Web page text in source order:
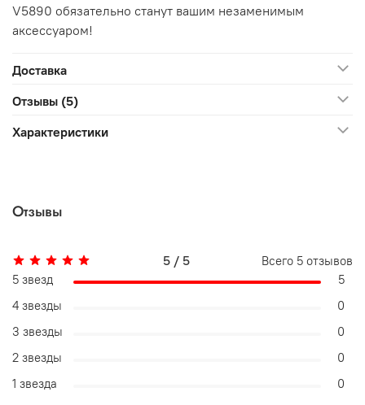
V5890 обязательно станут вашим незаменимым
аксессуаром!
Доставка
Отзывы (5)
Характеристики
Отзывы
5 / 5 Всего 5 отзывов
5 звезд
5
4 звезды
0
3 звезды
0
2 звезды
0
1 звезда
0